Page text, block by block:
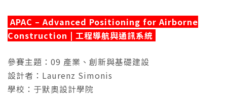
APAC – Advanced Positioning for Airborne
Construction | 工程導航與通訊系統
參賽主題：09 產業、創新與基礎建設
設計者：Laurenz Simonis
學校：于默奧設計學院